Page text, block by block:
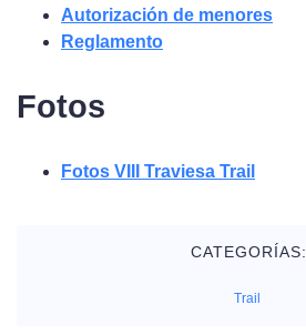
Autorización de menores
Reglamento
Fotos
Fotos VIII Traviesa Trail
CATEGORÍAS:
Trail